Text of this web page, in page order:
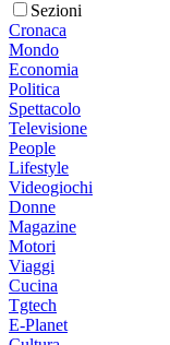
Sezioni
Cronaca
Mondo
Economia
Politica
Spettacolo
Televisione
People
Lifestyle
Videogiochi
Donne
Magazine
Motori
Viaggi
Cucina
Tgtech
E-Planet